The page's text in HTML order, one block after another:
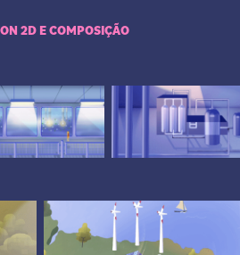
2D E COMPOSIÇÃO